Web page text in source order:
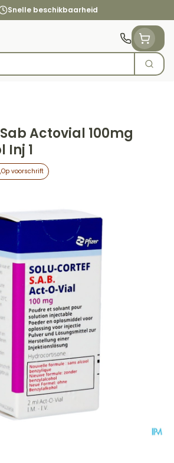
Snelle beschikbaarheid
Zoek
Actovial 100mg
Inj 1
Op voorschrift